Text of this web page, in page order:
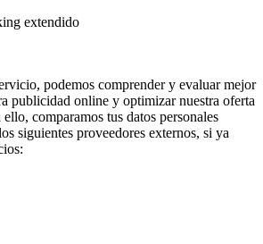
extendido
podemos comprender y evaluar mejor
publicidad online y optimizar nuestra oferta
comparamos tus datos personales
siguientes proveedores externos, si ya